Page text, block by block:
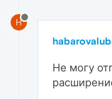
H
Не могу